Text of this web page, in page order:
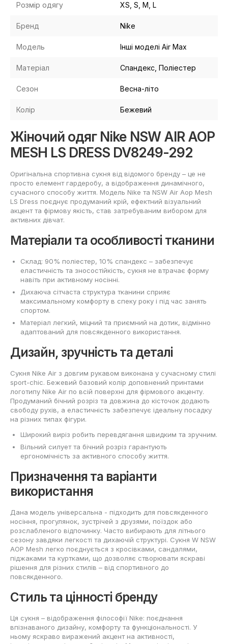
Розмір одягу XS, S, M, L
Бренд Nike
Модель Інші моделі Air Max
Матеріал Спандекс, Поліестер
Сезон Весна-літо
Колір Бежевий
Жіночий одяг Nike NSW AIR AOP
MESH LS DRESS DV8249-292
Оригінальна спортивна сукня від відомого бренду – це не
просто елемент гардеробу, а відображення динамічного,
сучасного способу життя. Модель Nike та NSW Air Aop Mesh
LS Dress поєднує продуманий крій, ефектний візуальний
акцент та фірмову якість, став затребуваним вибором для
активних дівчат.
Матеріали та особливості тканини
Склад: 90% поліестер, 10% спандекс – забезпечує
еластичність та зносостійкість, сукня не втрачає форму
навіть при активному носінні.
Дихаюча сітчаста структура тканини сприяє
максимальному комфорту в спеку року і під час занять
спортом.
Матеріал легкий, міцний та приємний на дотик, відмінно
адаптований для повсякденного використання.
Дизайн, зручність та деталі
Сукня Nike Air з довгим рукавом виконана у сучасному стилі
sport-chic. Бежевий базовий колір доповнений принтами
логотипу Nike Air по всій поверхні для фірмового акценту.
Продуманий бічний розріз та довжина до кісточок додають
свободу рухів, а еластичність забезпечує ідеальну посадку
на різних типах фігури.
Широкий виріз робить перевдягання швидким та зручним.
Вільний силует та бічний розріз гарантують
ергономічність за активного способу життя.
Призначення та варіанти
використання
Дана модель універсальна - підходить для повсякденного
носіння, прогулянок, зустрічей з друзями, поїздок або
розслабленого відпочинку. Часто вибирають для літнього
сезону завдяки легкості та дихаючій структурі. Сукня W NSW
AOP Mesh легко поєднується з кросівками, сандалями,
піджаками та куртками, що дозволяє створювати яскраві
рішення для різних стилів – від спортивного до
повсякденного.
Стиль та цінності бренду
Ця сукня – відображення філософії Nike: поєднання
впізнаваного дизайну, комфорту та функціональності. У
ньому яскраво виражений акцент на активності,